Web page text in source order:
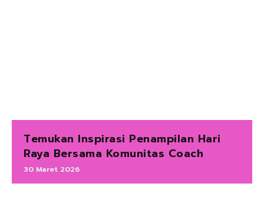
Temukan Inspirasi Penampilan Hari
Raya Bersama Komunitas Coach
30 Maret 2026